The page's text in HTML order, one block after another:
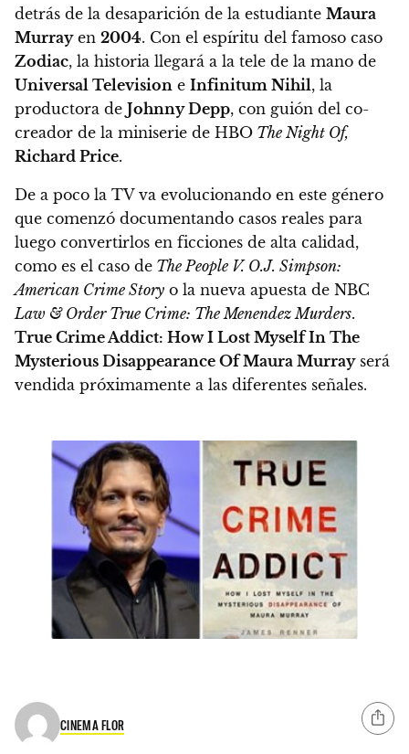
detrás de la desaparición de la estudiante Maura
Murrayen 2004. Con el espíritu del famoso caso
Zodiac, la historia llegará a la tele de la mano de
Universal Television e Infinitum Nihil, la
productora de Johnny Depp, con guión del co-
creador de la miniserie de HBO The Night Of,
Richard Price.
De a poco la TV va evolucionando en este género
que comenzó documentando casos reales para
luego convertirlos en ficciones de alta calidad,
como es el caso de The People V. O.J. Simpson:
American Crime Story o la nueva apuesta de NBC
Law & Order True Crime: The Menendez Murders.
True Crime Addict: How I Lost Myself In The
Mysterious Disappearance Of Maura Murrayserá
vendida próximamente a las diferentes señales.
CINEMA FLOR